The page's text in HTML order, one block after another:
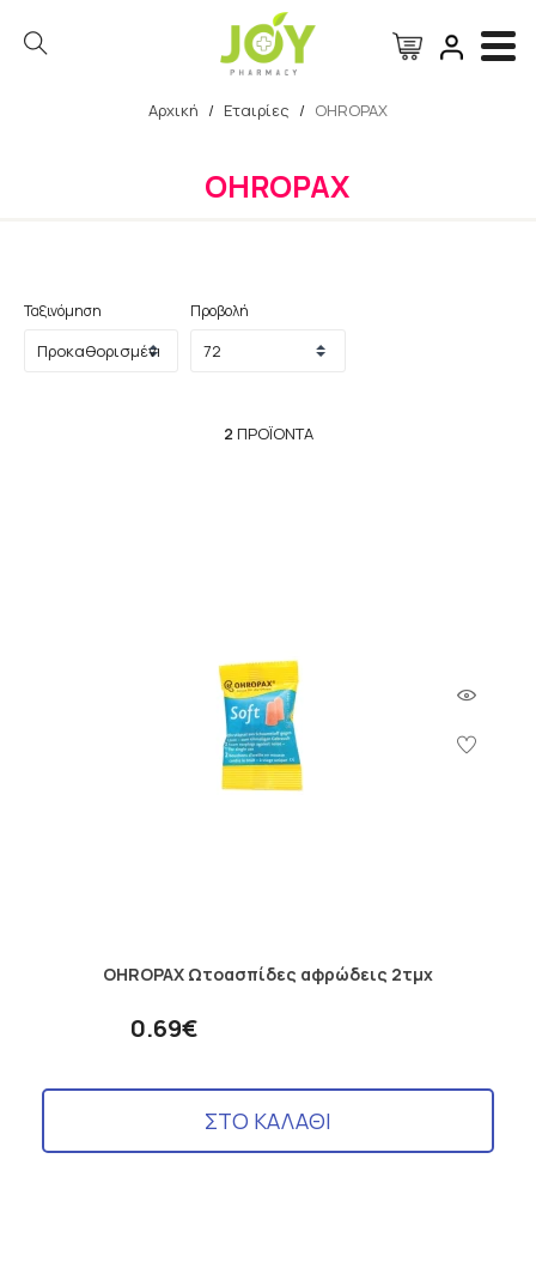
Αρχική / Εταιρίες / OHROPAX
OHROPAX
Ταξινόμηση Προβολή
2ΠΡΟΪΌΝΤΑ
OHROPAX Ωτοασπίδες αφρώδεις 2τμχ
0.69€
ΣΤΟ ΚΑΛΑΘΙ